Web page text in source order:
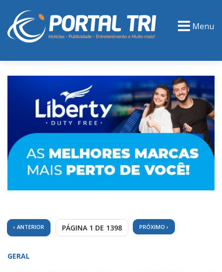
Menu
‹ ANTERIOR PÁGINA 1 DE 1398 PRÓXIMO ›
GERAL